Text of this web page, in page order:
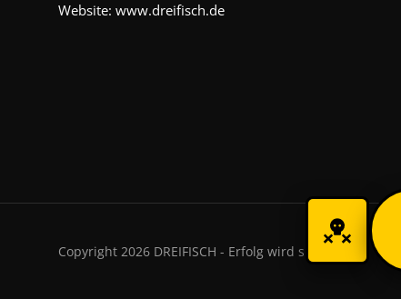
Website: www.dreifisch.de
Copyright 2026 DREIFISCH - Erfolg wird sichtbar.